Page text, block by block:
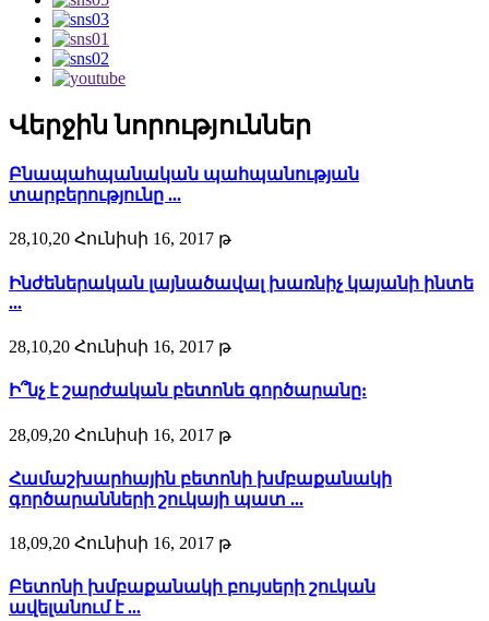
Վերջին նորություններ
Բնապահպանական պահպանության
տարբերությունը ...
28,10,20 Հունիսի 16, 2017 թ
Ինժեներական լայնածավալ խառնիչ կայանի ինտե
...
28,10,20 Հունիսի 16, 2017 թ
Ի՞նչ է շարժական բետոնե գործարանը:
28,09,20 Հունիսի 16, 2017 թ
Համաշխարհային բետոնի խմբաքանակի
գործարանների շուկայի պատ ...
18,09,20 Հունիսի 16, 2017 թ
Բետոնի խմբաքանակի բույսերի շուկան
ավելանում է ...